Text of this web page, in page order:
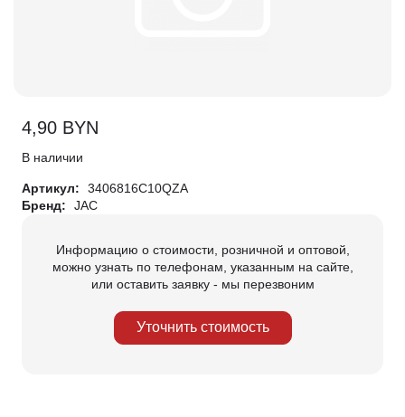
4,90 BYN
В наличии
Артикул:
3406816C10QZA
Бренд:
JAC
Информацию о стоимости, розничной и оптовой,
можно узнать по телефонам, указанным на сайте,
или оставить заявку - мы перезвоним
Уточнить стоимость